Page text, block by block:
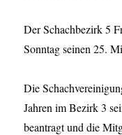
Der Schachbezirk 5
Sonntag seinen 25.
Die
Jahren im Bezirk 3
beantragt und die